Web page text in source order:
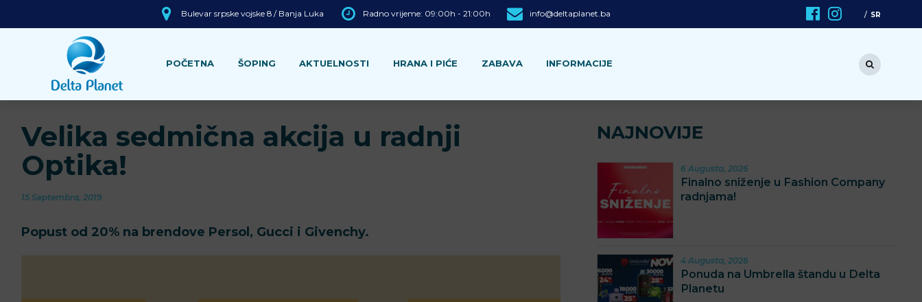
Bulevar srpske vojske 8 / Banja Luka Radno vrijeme: 09:00h - 21:00h info@deltaplanet.ba SR
POČETNA ŠOPING AKTUELNOSTI HRANA I PIĆE ZABAVA INFORMACIJE
Velika sedmična akcija u radnji
Optika!
15 Septembra, 2019
Popust od 20% na brendove Persol, Gucci i Givenchy.
NAJNOVIJE
6 Augusta, 2026
Finalno sniženje u Fashion Company
radnjama!
4 Augusta, 2026
Ponuda na Umbrella štandu u Delta
Planetu